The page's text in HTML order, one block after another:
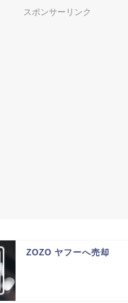
スポンサーリンク
ZOZO ヤフーへ売却